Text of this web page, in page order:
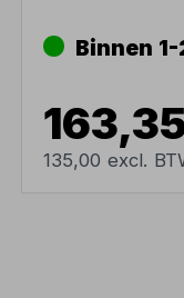
Binnen
135,00 excl.